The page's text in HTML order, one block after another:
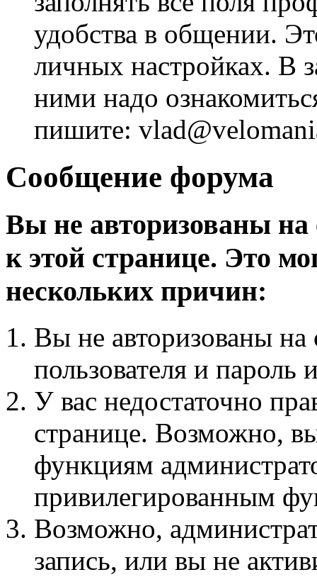
удобства в общении.
личных настройках. В
ними надо
пишите:
Сообщение форума
Вы не авторизованы на
к этой странице. Это
нескольких причин:
Вы не авторизованы на
пользователя и пароль
У вас недостаточно
странице. Возможно,
функциям
привилегированным
Возможно,
запись, или вы не